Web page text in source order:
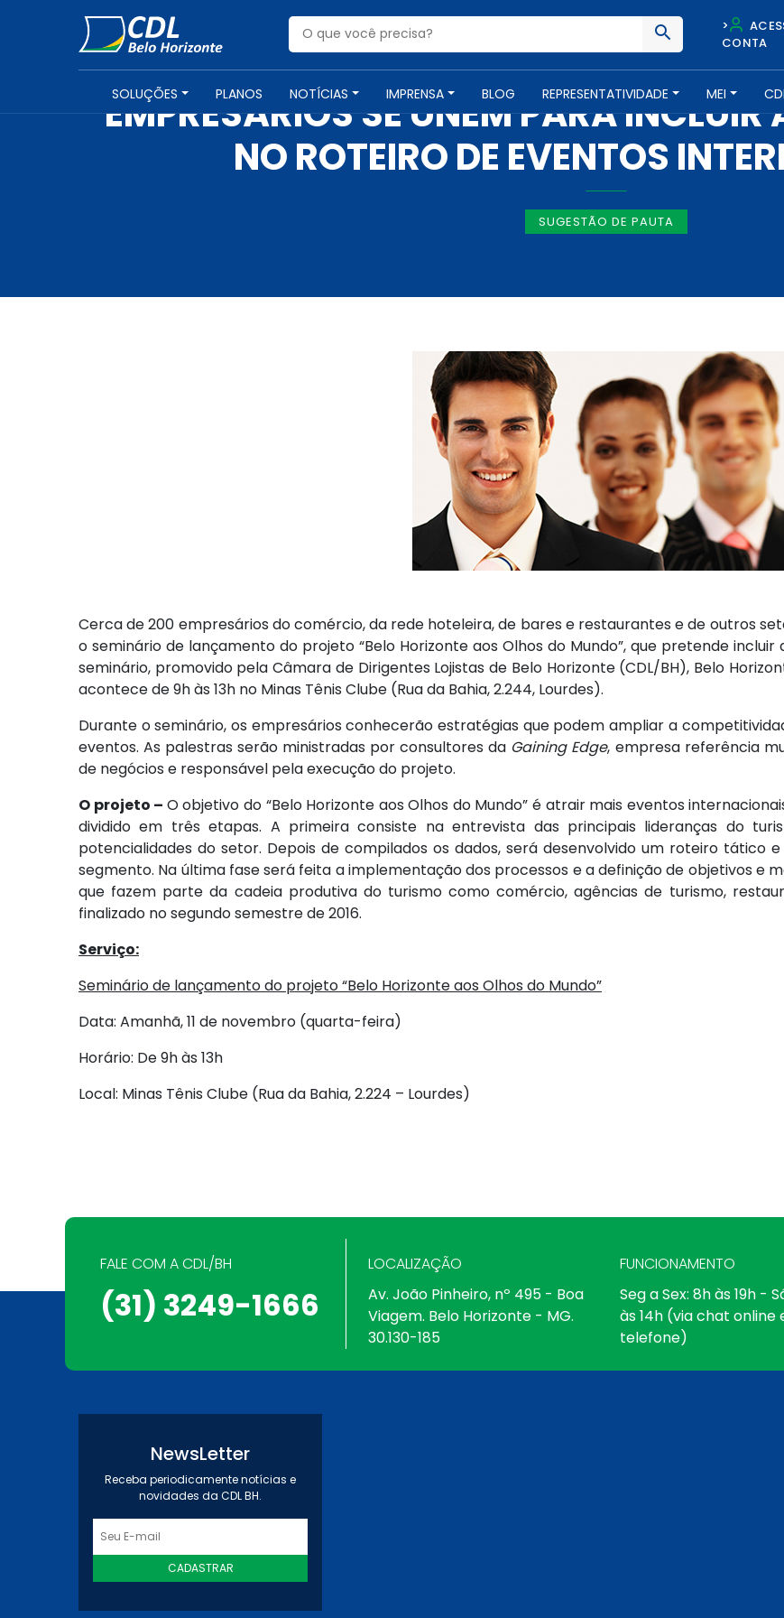
>
CONTA
SOLUÇÕES PLANOS NOTÍCIAS IMPRENSA BLOG REPRESENTATIVIDADE MEI
IMPRENSA -10 DE NOVEMBRO DE 2015
EMPRESÁRIOS SE UNEM PARA
NO ROTEIRO DE EVENTOS
SUGESTÃO DE PAUTA
Cerca de 200 empresários do comércio, da rede hoteleira, de bares e restaurantes e de outros
o seminário de lançamento do projeto “Belo Horizonte aos Olhos do Mundo”, que pretende
seminário, promovido pela Câmara de Dirigentes Lojistas de Belo Horizonte (CDL/BH), Belo
acontece de 9h às 13h no Minas Tênis Clube (Rua da Bahia, 2.244, Lourdes).
Durante o seminário, os empresários conhecerão estratégias que podem ampliar a
eventos. As palestras serão ministradas por consultores da Gaining Edge, empresa referência
de negócios e responsável pela execução do projeto.
O projeto – O objetivo do “Belo Horizonte aos Olhos do Mundo” é atrair mais eventos
dividido em três etapas. A primeira consiste na entrevista das principais lideranças do
potencialidades do setor. Depois de compilados os dados, será desenvolvido um roteiro
segmento. Na última fase será feita a implementação dos processos e a definição de objetivos e
que fazem parte da cadeia produtiva do turismo como comércio, agências de turismo,
finalizado no segundo semestre de 2016.
Serviço:
Seminário de lançamento do projeto “Belo Horizonte aos Olhos do Mundo”
Data: Amanhã, 11 de novembro (quarta-feira)
Horário: De 9h às 13h
Local: Minas Tênis Clube (Rua da Bahia, 2.224 – Lourdes)
FALE COM A CDL/BH
(31) 3249-1666
LOCALIZAÇÃO
Av. João Pinheiro, nº 495 - Boa
Viagem. Belo Horizonte - MG.
30.130-185
FUNCIONAMENTO
Seg a Sex: 8h às 19h -
às 14h (via chat online
telefone)
NewsLetter
Receba periodicamente notícias e
novidades da CDL BH.
CADASTRAR